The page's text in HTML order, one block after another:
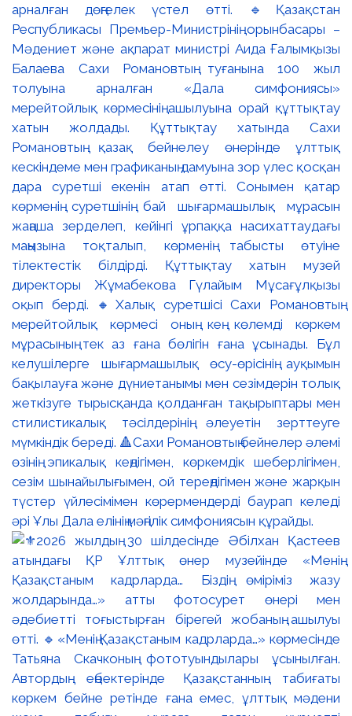
арналған дөңгелек үстел өтті. 🔹Қазақстан
Республикасы Премьер-Министрінің орынбасары –
Мәдениет және ақпарат министрі Аида Ғалымқызы
Балаева Сахи Романовтың туғанына 100 жыл
толуына арналған «Дала симфониясы»
мерейтойлық көрмесінің ашылуына орай құттықтау
хатын жолдады. Құттықтау хатында Сахи
Романовтың қазақ бейнелеу өнерінде ұлттық
кескіндеме мен графиканың дамуына зор үлес қосқан
дара суретші екенін атап өтті. Сонымен қатар
көрменің суретшінің бай шығармашылық мұрасын
жаңаша зерделеп, кейінгі ұрпаққа насихаттаудағы
маңызына тоқталып, көрменің табысты өтуіне
тілектестік білдірді. Құттықтау хатын музей
директоры Жұмабекова Гүлайым Мұсағұлқызы
оқып берді. 🔸Халық суретшісі Сахи Романовтың
мерейтойлық көрмесі оның кең көлемді көркем
мұрасының тек аз ғана бөлігін ғана ұсынады. Бұл
келушілерге шығармашылық өсу-өрісінің ауқымын
бақылауға және дүниетанымы мен сезімдерін толық
жеткізуге тырысқанда қолданған тақырыптары мен
стилистикалық тәсілдерінің әлеуетін зерттеуге
мүмкіндік береді. 🔺Сахи Романовтың бейнелер әлемі
өзінің эпикалық кеңдігімен, көркемдік шеберлігімен,
сезім шынайылығымен, ой тереңдігімен және жарқын
түстер үйлесімімен көрермендерді баурап келеді
әрі Ұлы Дала елінің мәңгілік симфониясын құрайды.